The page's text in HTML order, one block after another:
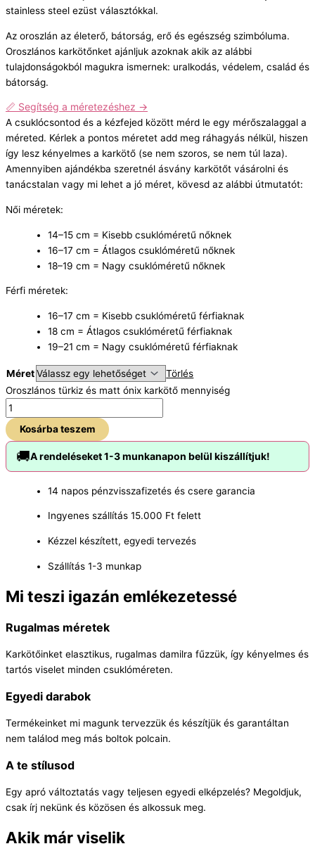
stainless steel ezüst választókkal.
Az oroszlán az életerő, bátorság, erő és egészség szimbóluma.
Oroszlános karkötőnket ajánljuk azoknak akik az alábbi
tulajdonságokból magukra ismernek: uralkodás, védelem, család és
bátorság.
📏 Segítség a méretezéshez →
A csuklócsontod és a kézfejed között mérd le egy mérőszalaggal a
méreted. Kérlek a pontos méretet add meg ráhagyás nélkül, hiszen
így lesz kényelmes a karkötő (se nem szoros, se nem túl laza).
Amennyiben ajándékba szeretnél ásvány karkötőt vásárolni és
tanácstalan vagy mi lehet a jó méret, kövesd az alábbi útmutatót:
Női méretek:
14–15 cm = Kisebb csuklóméretű nőknek
16–17 cm = Átlagos csuklóméretű nőknek
18–19 cm = Nagy csuklóméretű nőknek
Férfi méretek:
16–17 cm = Kisebb csuklóméretű férfiaknak
18 cm = Átlagos csuklóméretű férfiaknak
19–21 cm = Nagy csuklóméretű férfiaknak
Méret
Törlés
Oroszlános türkiz és matt ónix karkötő mennyiség
Kosárba teszem
🚚A rendeléseket 1-3 munkanapon belül kiszállítjuk!
14 napos pénzvisszafizetés és csere garancia
Ingyenes szállítás 15.000 Ft felett
Kézzel készített, egyedi tervezés
Szállítás 1-3 munkap
Mi teszi igazán emlékezetessé
Rugalmas méretek
Karkötőinket elasztikus, rugalmas damilra fűzzük, így kényelmes és
tartós viselet minden csuklóméreten.
Egyedi darabok
Termékeinket mi magunk tervezzük és készítjük és garantáltan
nem találod meg más boltok polcain.
A te stílusod
Egy apró változtatás vagy teljesen egyedi elképzelés? Megoldjuk,
csak írj nekünk és közösen és alkossuk meg.
Akik már viselik